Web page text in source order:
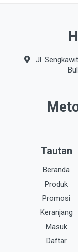
Jl.
Tautan
Beranda
Produk
Promosi
Keranjang
Masuk
Daftar